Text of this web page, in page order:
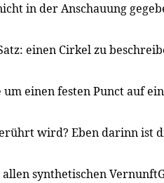
in der Anschauung
einen Cirkel zu
einen festen Punct auf
wird? Eben darinn ist
synthetischen